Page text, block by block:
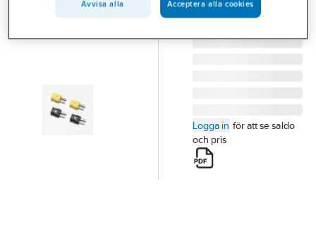
80CJ-M
Logga in för att se saldo
och pris
Avvisa alla Acceptera alla cookies